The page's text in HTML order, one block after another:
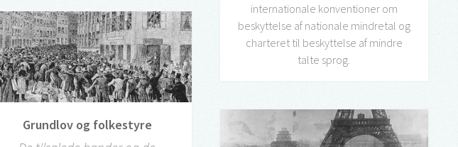
Grundlov og folkestyre
internationale konventioner om
beskyttelse af nationale mindretal og
charteret til beskyttelse af mindre
talte sprog.